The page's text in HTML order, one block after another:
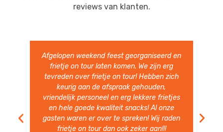
reviews van klanten.
Heerlijke Friet en snacks. Hele vriendelijke
en vlotte bediening. Ruim van te voren
aanwezig. Volgend jaar nodigen we ze zeer
zeker weer uit.
Ben Heesakkers
via Google